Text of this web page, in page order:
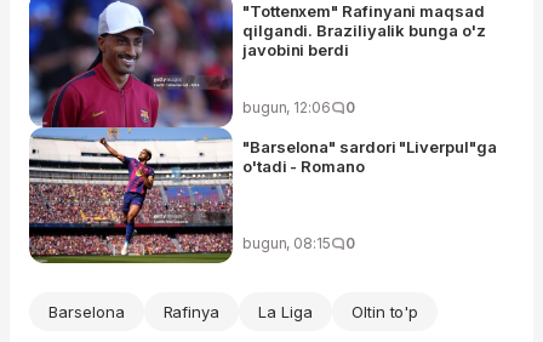
"Tottenxem" Rafinyani maqsad
qilgandi. Braziliyalik bunga o'z
javobini berdi
bugun, 12:06 0
"Barselona" sardori "Liverpul"ga
o'tadi - Romano
bugun, 08:15 0
Barselona Rafinya La Liga Oltin to'p